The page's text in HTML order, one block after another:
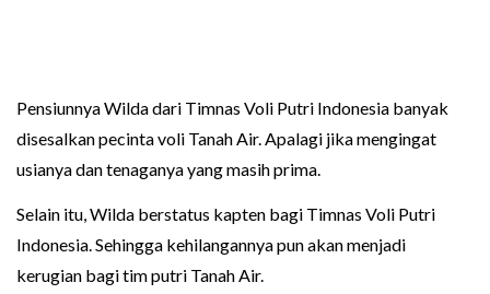
Pensiunnya Wilda dari Timnas Voli Putri Indonesia banyak
disesalkan pecinta voli Tanah Air. Apalagi jika mengingat
usianya dan tenaganya yang masih prima.
Selain itu, Wilda berstatus kapten bagi Timnas Voli Putri
Indonesia. Sehingga kehilangannya pun akan menjadi
kerugian bagi tim putri Tanah Air.